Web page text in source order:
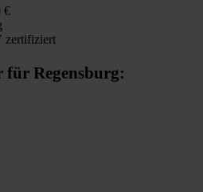
€
zertifiziert
Regensburg: